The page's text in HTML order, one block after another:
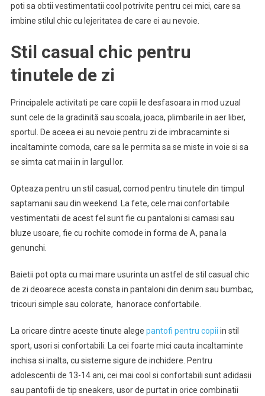
poti sa obtii vestimentatii cool potrivite pentru cei mici, care sa
imbine stilul chic cu lejeritatea de care ei au nevoie.
Stil casual chic pentru
tinutele de zi
Principalele activitati pe care copiii le desfasoara in mod uzual
sunt cele de la gradinită sau scoala, joaca, plimbarile in aer liber,
sportul. De aceea ei au nevoie pentru zi de imbracaminte si
incaltaminte comoda, care sa le permita sa se miste in voie si sa
se simta cat mai in in largul lor.
Opteaza pentru un stil casual, comod pentru tinutele din timpul
saptamanii sau din weekend. La fete, cele mai confortabile
vestimentatii de acest fel sunt fie cu pantaloni si camasi sau
bluze usoare, fie cu rochite comode in forma de A, pana la
genunchi.
Baietii pot opta cu mai mare usurinta un astfel de stil casual chic
de zi deoarece acesta consta in pantaloni din denim sau bumbac,
tricouri simple sau colorate, hanorace confortabile.
La oricare dintre aceste tinute alege pantofi pentru copii in stil
sport, usori si confortabili. La cei foarte mici cauta incaltaminte
inchisa si inalta, cu sisteme sigure de inchidere. Pentru
adolescentii de 13-14 ani, cei mai cool si confortabili sunt adidasii
sau pantofii de tip sneakers, usor de purtat in orice combinatii